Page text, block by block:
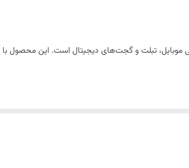
موبایل، تبلت و گجت‌های دیجیتال است. این محصول